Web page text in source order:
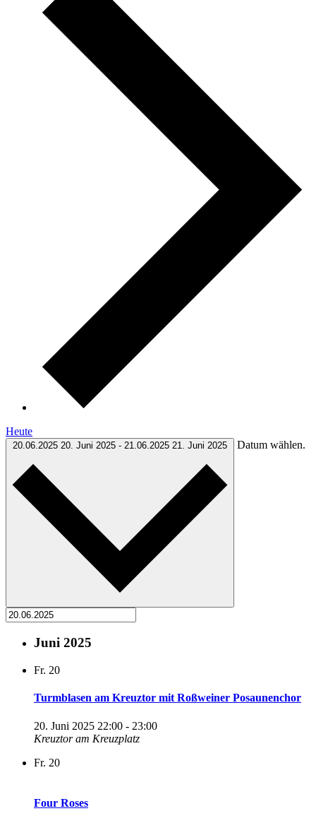
Heute
20.06.2025 20. Juni 2025 - 21.06.2025 21. Juni 2025 Datum wählen.
Juni 2025
Fr. 20
Turmblasen am Kreuztor mit Roßweiner Posaunenchor
20. Juni 2025 22:00 - 23:00
Kreuztor am Kreuzplatz
Fr. 20
Four Roses